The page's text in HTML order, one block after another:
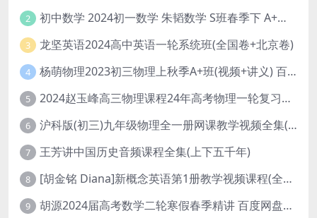
2 初中数学 2024初一数学 朱韬数学 S班春季下 A+班春季下 百度云网盘
3 龙坚英语2024高中英语一轮系统班(全国卷+北京卷)
4 杨萌物理2023初三物理上秋季A+班(视频+讲义) 百度网盘分享
5 2024赵玉峰高三物理课程24年高考物理一轮复习网课教程
6 沪科版(初三)九年级物理全一册网课教学视频全集(录播版 杜春雨 66讲)
7 王芳讲中国历史音频课程全集(上下五千年)
8 [胡金铭 Diana]新概念英语第1册教学视频课程(全集 百度网盘下载)
9 胡源2024届高考数学二轮寒假春季精讲 百度网盘分享